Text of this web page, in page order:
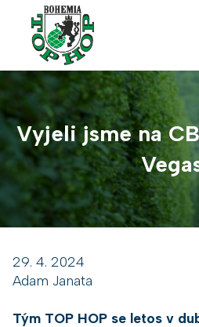
Přeskočit
obsah
Vyjeli jsme na
29. 4. 2024
Adam Janata
Tým TOP HOP se letos v